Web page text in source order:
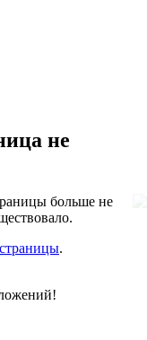
не
больше не
.